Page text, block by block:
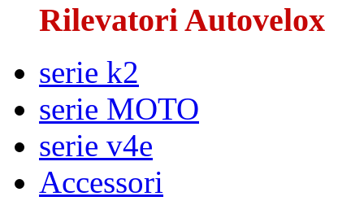
Rilevatori Autovelox
serie k2
serie MOTO
serie v4e
Accessori